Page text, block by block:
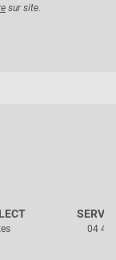
sur site.
04 42